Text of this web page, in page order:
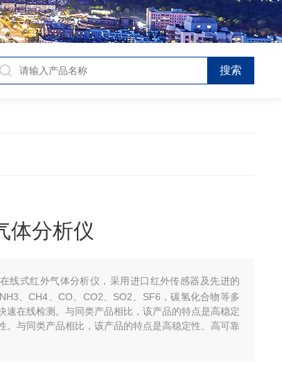
体分析仪
线式红外气体分析仪，采用进口红外传感器及先进的
、CH4、CO、CO2、SO2、SF6，碳氢化合物等多
速在线检测。与同类产品相比，该产品的特点是高稳定
。与同类产品相比，该产品的特点是高稳定性、高可靠